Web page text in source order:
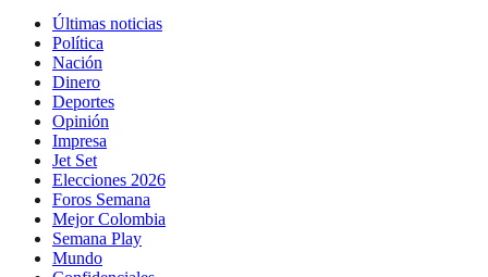
Últimas noticias
Política
Nación
Dinero
Deportes
Opinión
Impresa
Jet Set
Elecciones 2026
Foros Semana
Mejor Colombia
Semana Play
Mundo